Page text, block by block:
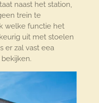
naast het station,
trein te
welke functie het
uit met stoelen
er zal vast eea